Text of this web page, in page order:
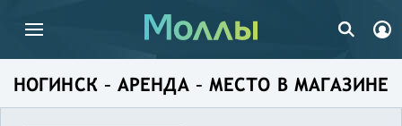
НОГИНСК – АРЕНДА – МЕСТО В МАГАЗИНЕ